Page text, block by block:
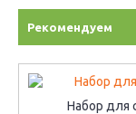
Рекомендуем
Набор для